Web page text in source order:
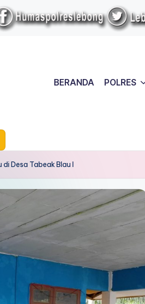
BERANDA POLRES
Desa Tabeak Blau I